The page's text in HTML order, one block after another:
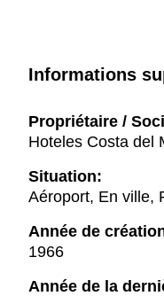
Informations
Propriétaire /
Hoteles Costa del
Situation:
Aéroport, En ville,
Année de
1966
Année de la